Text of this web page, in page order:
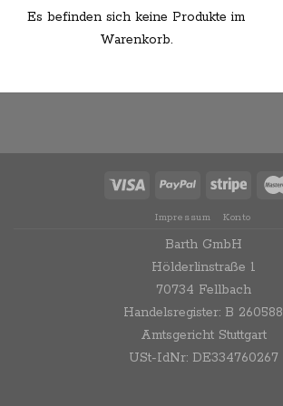
Es befinden sich keine Produkte im
Warenkorb.
Impressum Konto
Barth GmbH
Hölderlinstraße 1
70734 Fellbach
Handelsregister: B 260588
Amtsgericht Stuttgart
USt-IdNr: DE334760267